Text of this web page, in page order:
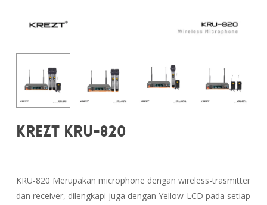
KREZT KRU-820
KRU-820 Merupakan microphone dengan wireless-trasmitter
dan receiver, dilengkapi juga dengan Yellow-LCD pada setiap